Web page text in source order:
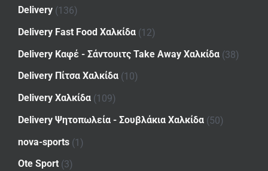
Delivery (136)
Delivery Fast Food Χαλκίδα (12)
Delivery Καφέ - Σάντουιτς Take Away Χαλκίδα (38)
Delivery Πίτσα Χαλκίδα (10)
Delivery Χαλκίδα (109)
Delivery Ψητοπωλεία - Σουβλάκια Χαλκίδα (50)
nova-sports (1)
Ote Sport (3)